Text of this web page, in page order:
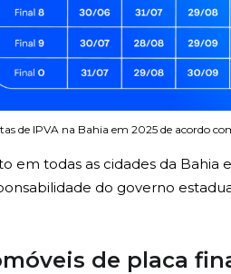
de IPVA na Bahia em 2025 de acordo
em todas as cidades da Bahia
do governo
de placa